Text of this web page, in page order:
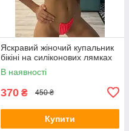
Яскравий жіночий купальник
бікіні на силіконових лямках
В наявності
370 ₴ 450 ₴
Купити